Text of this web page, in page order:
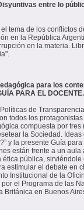
entre lo
tema de los conflictos
en la República
en la materia.
para los
PARA EL DOCENTE.
de
todos los
compuesta por tres
la Sociedad.
y la presente Guía
están frente a un aula
pública,
estimular el debate en
Institucional de la
el Programa de las
Británica en Buenos